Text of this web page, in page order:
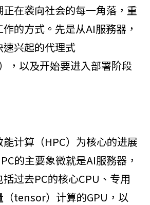
正在袭向社会的每一角落，重
的方式。先是从AI服務器，
兴起的代理式
，以及开始要进入部署阶段
计算（HPC）为核心的进展
的主要象微就是AI服務器，
过去PC的核心CPU、专用
（tensor）计算的GPU，以